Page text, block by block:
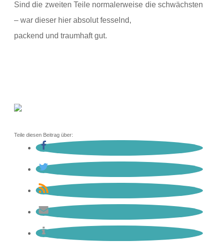
Sind die zweiten Teile normalerweise die schwächsten
– war dieser hier absolut fesselnd,
packend und traumhaft gut.
Teile diesen Beitrag über: